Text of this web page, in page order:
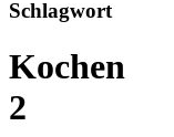
Schlagwort
Kochen
2